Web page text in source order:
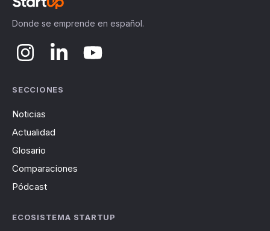
Donde se emprende en español.
SECCIONES
Noticias
Actualidad
Glosario
Comparaciones
Pódcast
ECOSISTEMA STARTUP